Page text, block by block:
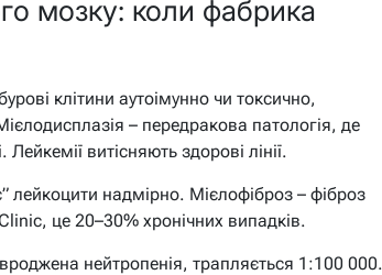
мозку: коли фабрика
клітини аутоімунно чи токсично,
– передракова патологія, де
витісняють здорові лінії.
лейкоцити надмірно. Мієлофіброз – фіброз
це 20–30% хронічних випадків.
нейтропенія, трапляється 1:100 000.